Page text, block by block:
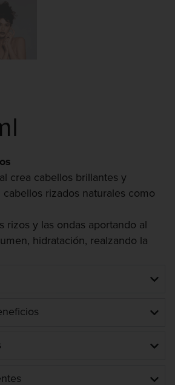
crea cabellos brillantes y
rizados naturales como
rizos y las ondas aportando al
hidratación, realzando la